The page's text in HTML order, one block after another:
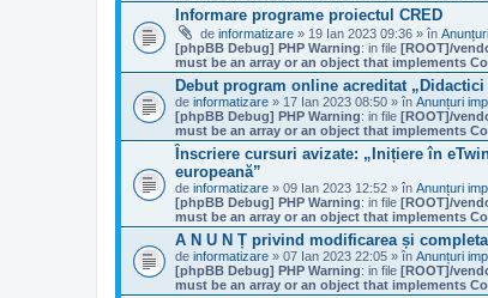
Informare programe proiectul CRED
de informatizare » 19 Ian 2023 09:36 » în
[phpBB Debug] PHP Warning: in file [ROOT]/
must be an array or an object that implements
Debut program online acreditat „Didactici
de informatizare » 17 Ian 2023 08:50 » în Anunțuri
[phpBB Debug] PHP Warning: in file [ROOT]/
must be an array or an object that implements
Înscriere cursuri avizate: „Inițiere în
europeană”
de informatizare » 09 Ian 2023 12:52 » în Anunțuri
[phpBB Debug] PHP Warning: in file [ROOT]/
must be an array or an object that implements
A N U N Ț privind modificarea și
de informatizare » 07 Ian 2023 22:05 » în Anunțuri
[phpBB Debug] PHP Warning: in file [ROOT]/
must be an array or an object that implements